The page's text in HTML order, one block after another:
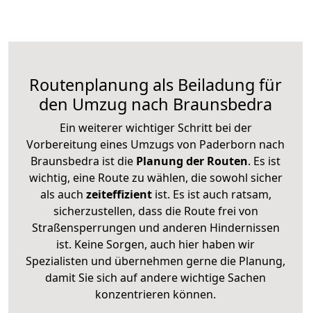
Routenplanung als Beiladung für
den Umzug nach Braunsbedra
Ein weiterer wichtiger Schritt bei der
Vorbereitung eines Umzugs von Paderborn nach
Braunsbedra ist die Planung der Routen. Es ist
wichtig, eine Route zu wählen, die sowohl sicher
als auch zeiteffizientist. Es ist auch ratsam,
sicherzustellen, dass die Route frei von
Straßensperrungen und anderen Hindernissen
ist. Keine Sorgen, auch hier haben wir
Spezialisten und übernehmen gerne die Planung,
damit Sie sich auf andere wichtige Sachen
konzentrieren können.